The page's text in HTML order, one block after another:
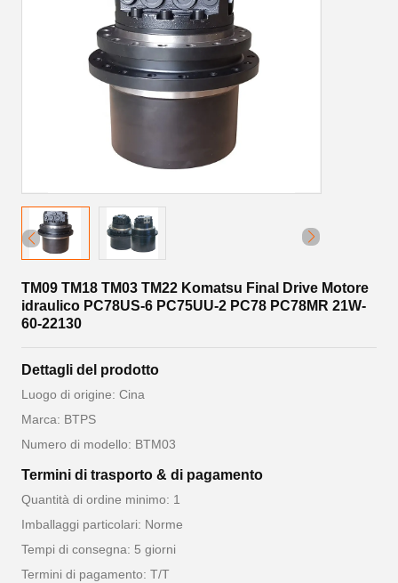
TM09 TM18 TM03 TM22 Komatsu Final Drive Motore
idraulico PC78US-6 PC75UU-2 PC78 PC78MR 21W-
60-22130
Dettagli del prodotto
Luogo di origine: Cina
Marca: BTPS
Numero di modello: BTM03
Termini di trasporto & di pagamento
Quantità di ordine minimo: 1
Imballaggi particolari: Norme
Tempi di consegna: 5 giorni
Termini di pagamento: T/T